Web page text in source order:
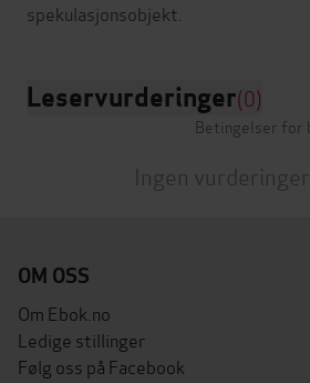
Leservurderinger(0)
Betingelser for
Ingen
OM OSS
Om Ebok.no
Ledige stillinger
Følg oss på Facebook